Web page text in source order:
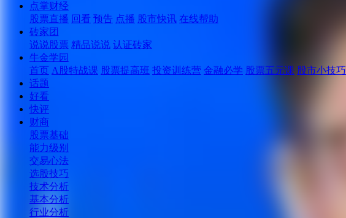
点掌财经
股票直播 回看 预告 点播 股市快讯 在线帮助
砖家团
说说股票 精品说说 认证砖家
牛金学园
首页 A股特战课 股票提高班 投资训练营 金融必学 股票五元课 股市小技巧
话题
好看
快评
财商
股票基础
能力级别
交易心法
选股技巧
技术分析
基本分析
行业分析